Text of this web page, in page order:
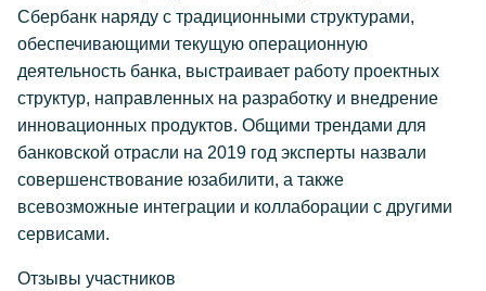
Сбербанк наряду с традиционными структурами,
обеспечивающими текущую операционную
деятельность банка, выстраивает работу проектных
структур, направленных на разработку и внедрение
инновационных продуктов. Общими трендами для
банковской отрасли на 2019 год эксперты назвали
совершенствование юзабилити, а также
всевозможные интеграции и коллаборации с другими
сервисами.
Отзывы участников